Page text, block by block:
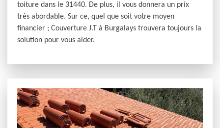
toiture dans le 31440. De plus, il vous donnera un prix
très abordable. Sur ce, quel que soit votre moyen
financier ; Couverture J.T à Burgalays trouvera toujours la
solution pour vous aider.